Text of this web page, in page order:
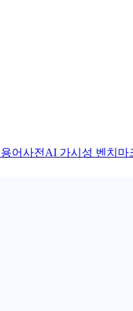
용어사전 AI 가시성 벤치마